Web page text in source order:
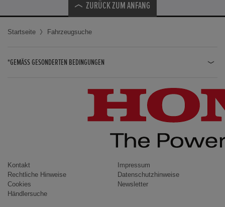
ZURÜCK ZUM ANFANG
Startseite Fahrzeugsuche
*GEMÄSS GESONDERTEN BEDINGUNGEN
CIVIC / CIVIC LIMOUSINE
INSIGHT
ACCORD
Kontakt
Impressum
Rechtliche Hinweise
Datenschutzhinweise
Cookies
Newsletter
Händlersuche